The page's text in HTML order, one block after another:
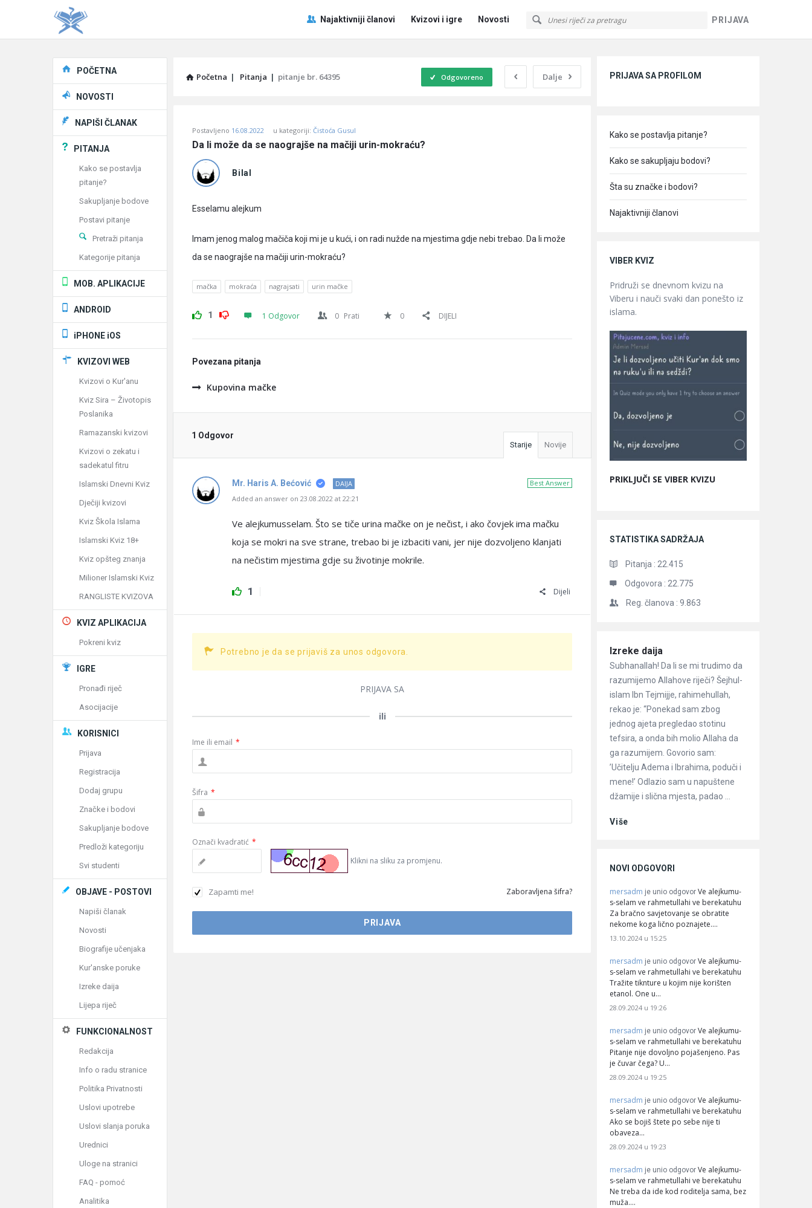
PRIJAVA
Pitaj
Učene
Navigacija
Najaktivniji članovi Kvizovi i igre Novosti
Početna | Pitanja | pitanje br. 64395 Dalje
Odgovoreno
Učene
Latest
Pitanja
Postavljeno 16.08.2022 u kategoriji: Čistoća Gusul
Da li može da se naograjše na mačiji urin-mokraću?
Bilal
Esselamu alejkum
Imam jenog malog mačiča koji mi je u kući, i on radi nužde na mjestima gdje nebi trebao. Da li može
da se naograjše na mačiji urin-mokraću?
mačka mokraća nagrajsati urin mačke
1 1 Odgovor 0 Prati 0 DIJELI
Povezana pitanja
Kupovina mačke
1 Odgovor
Starije Novije
Best Answer
Mr. Haris A. Bećović
DAIJA
Added an answer on 23.08.2022 at 22:21
Ve alejkumusselam. Što se tiče urina mačke on je nečist, i ako čovjek ima mačku
koja se mokri na sve strane, trebao bi je izbaciti vani, jer nije dozvoljeno klanjati
na nečistim mjestima gdje su životinje mokrile.
1 Dijeli
Potrebno je da se prijaviš za unos odgovora.
PRIJAVA SA
ili
Ime ili email *
Šifra *
Označi kvadratić *
Klikni na sliku za promjenu.
Zapamti me! Zaboravljena šifra?
PRIJAVA SA PROFILOM
Kako se postavlja pitanje?
Kako se sakupljaju bodovi?
Šta su značke i bodovi?
Najaktivniji članovi
VIBER KVIZ
Pridruži se dnevnom kvizu na
Viberu i nauči svaki dan ponešto iz
islama.
PRIKLJUČI SE VIBER KVIZU
STATISTIKA SADRŽAJA
Pitanja : 22.415
Odgovora : 22.775
Reg. članova : 9.863
Članci
Izreke daija
Subhanallah! Da li se mi trudimo da
razumijemo Allahove riječi? Šejhul-
islam Ibn Tejmijje, rahimehullah,
rekao je: “Ponekad sam zbog
jednog ajeta pregledao stotinu
tefsira, a onda bih molio Allaha da
ga razumijem. Govorio sam:
’Učitelju Adema i Ibrahima, poduči i
mene!’ Odlazio sam u napuštene
džamije i slična mjesta, padao ...
Više
NOVI ODGOVORI
mersadm je unio odgovor Ve alejkumu-
s-selam ve rahmetullahi ve berekatuhu
Za bračno savjetovanje se obratite
nekome koga lično poznajete.…
13.10.2024 u 15:25
mersadm je unio odgovor Ve alejkumu-
s-selam ve rahmetullahi ve berekatuhu
Tražite tiknture u kojim nije korišten
etanol. One u…
28.09.2024 u 19:26
mersadm je unio odgovor Ve alejkumu-
s-selam ve rahmetullahi ve berekatuhu
Pitanje nije dovoljno pojašenjeno. Pas
je čuvar čega? U…
28.09.2024 u 19:25
mersadm je unio odgovor Ve alejkumu-
s-selam ve rahmetullahi ve berekatuhu
Ako se bojiš štete po sebe nije ti
obaveza…
28.09.2024 u 19:23
mersadm je unio odgovor Ve alejkumu-
s-selam ve rahmetullahi ve berekatuhu
Ne treba da ide kod roditelja sama, bez
muža.…
Explore
POČETNA
NOVOSTI
NAPIŠI ČLANAK
PITANJA
Kako se postavlja
pitanje?
Sakupljanje bodove
Postavi pitanje
Pretraži pitanja
Kategorije pitanja
MOB. APLIKACIJE
ANDROID
iPHONE iOS
KVIZOVI WEB
Kvizovi o Kur'anu
Kviz Sira – Životopis
Poslanika
Ramazanski kvizovi
Kvizovi o zekatu i
sadekatul fitru
Islamski Dnevni Kviz
Dječiji kvizovi
Kviz Škola Islama
Islamski Kviz 18+
Kviz opšteg znanja
Milioner Islamski Kviz
RANGLISTE KVIZOVA
KVIZ APLIKACIJA
Pokreni kviz
IGRE
Pronađi riječ
Asocijacije
KORISNICI
Prijava
Registracija
Dodaj grupu
Značke i bodovi
Sakupljanje bodove
Predloži kategoriju
Svi studenti
OBJAVE - POSTOVI
Napiši članak
Novosti
Biografije učenjaka
Kur'anske poruke
Izreke daija
Lijepa riječ
FUNKCIONALNOST
Redakcija
Info o radu stranice
Politika Privatnosti
Uslovi upotrebe
Uslovi slanja poruka
Urednici
Uloge na stranici
FAQ - pomoć
Analitika